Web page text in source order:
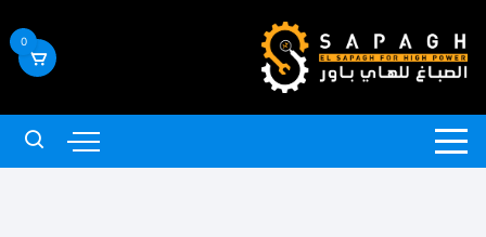
إلى
المحتوى
0